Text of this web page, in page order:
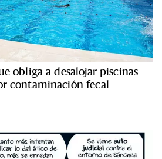
obliga a desalojar piscinas
contaminación fecal